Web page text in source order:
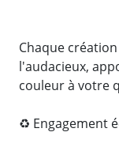
Chaque
l'audacieux,
couleur à votre
♻️ Engagement